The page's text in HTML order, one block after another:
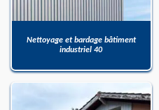
Nettoyage et bardage bâtiment
industriel 40